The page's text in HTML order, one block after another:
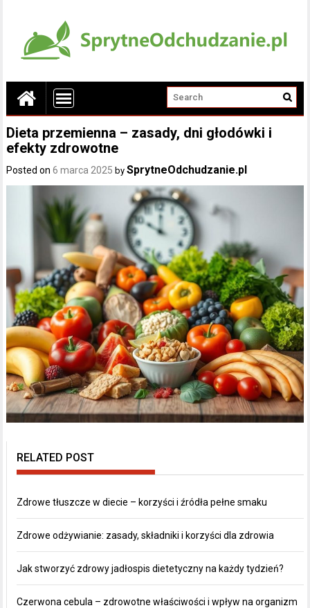
Dieta przemienna – zasady, dni głodówki i
efekty zdrowotne
Posted on6 marca 2025 bySprytneOdchudzanie.pl
RELATED POST
Zdrowe tłuszcze w diecie – korzyści i źródła pełne smaku
Zdrowe odżywianie: zasady, składniki i korzyści dla zdrowia
Jak stworzyć zdrowy jadłospis dietetyczny na każdy tydzień?
Czerwona cebula – zdrowotne właściwości i wpływ na organizm